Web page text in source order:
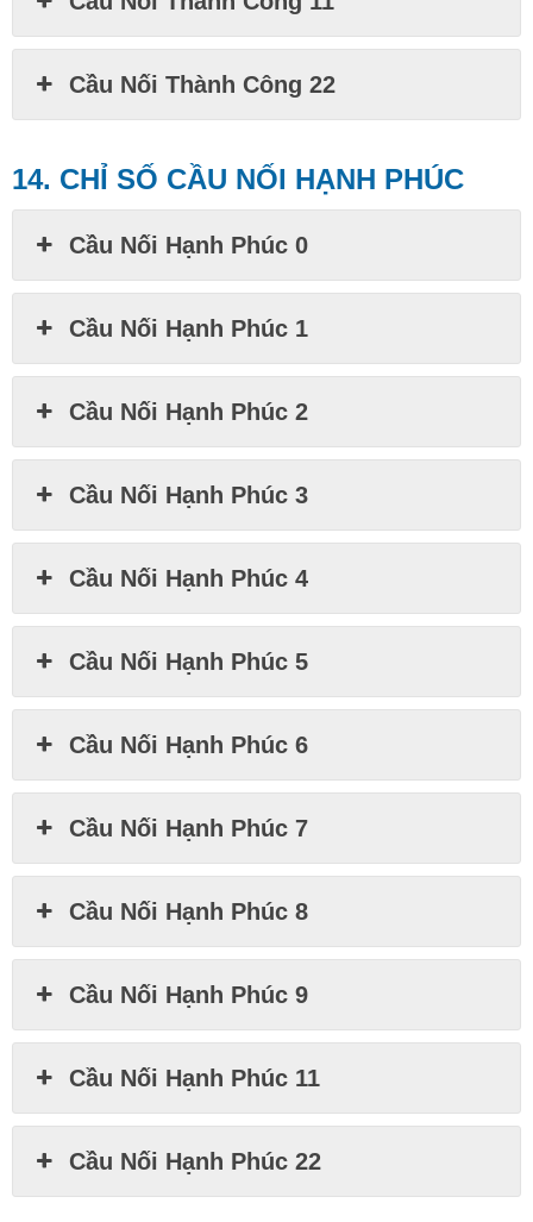
Cầu Nối Thành Công 22
14. CHỈ SỐ CẦU NỐI HẠNH PHÚC
Cầu Nối Hạnh Phúc 0
Cầu Nối Hạnh Phúc 1
Cầu Nối Hạnh Phúc 2
Cầu Nối Hạnh Phúc 3
Cầu Nối Hạnh Phúc 4
Cầu Nối Hạnh Phúc 5
Cầu Nối Hạnh Phúc 6
Cầu Nối Hạnh Phúc 7
Cầu Nối Hạnh Phúc 8
Cầu Nối Hạnh Phúc 9
Cầu Nối Hạnh Phúc 11
Cầu Nối Hạnh Phúc 22